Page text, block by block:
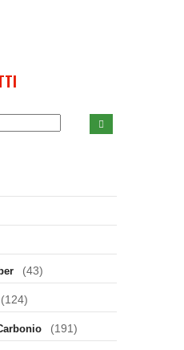
(43)
(124)
(191)